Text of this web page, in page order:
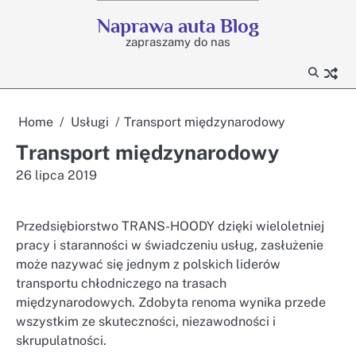
Naprawa auta Blog
zapraszamy do nas
Home Usługi Transport międzynarodowy
Transport międzynarodowy
26 lipca 2019
Przedsiębiorstwo TRANS-HOODY dzięki wieloletniej
pracy i staranności w świadczeniu usług, zasłużenie
może nazywać się jednym z polskich liderów
transportu chłodniczego na trasach
międzynarodowych. Zdobyta renoma wynika przede
wszystkim ze skuteczności, niezawodności i
skrupulatności.